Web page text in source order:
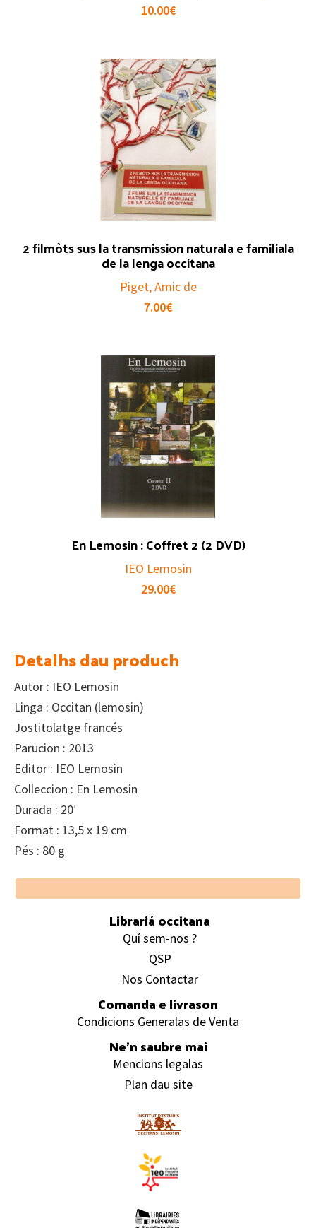
10.00€
2 filmòts sus la transmission naturala e familiala
de la lenga occitana
Piget, Amic de
7.00€
En Lemosin : Coffret 2 (2 DVD)
IEO Lemosin
29.00€
Detalhs dau produch
Autor : IEO Lemosin
Linga : Occitan (lemosin)
Jostitolatge francés
Parucion : 2013
Editor : IEO Lemosin
Colleccion : En Lemosin
Durada : 20′
Format : 13,5 x 19 cm
Pés : 80 g
Footer
Librariá occitana
Quí sem-nos ?
QSP
Nos Contactar
Comanda e livrason
Condicions Generalas de Venta
Ne’n saubre mai
Mencions legalas
Plan dau site